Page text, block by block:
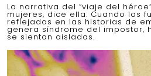
La narrativa del “viaje del
mujeres, dice ella. Cuando las
reflejadas en las historias de
genera síndrome del impostor,
se sientan aisladas.